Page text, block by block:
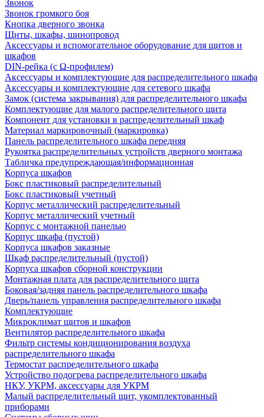
Звонок
Звонок громкого боя
Кнопка дверного звонка
Щиты, шкафы, шинопровод
Аксессуары и вспомогательное оборудование для щитов и
шкафов
DIN-рейка (с Ω-профилем)
Аксессуары и комплектующие для распределительного шкафа
Аксессуары и комплектующие для сетевого шкафа
Замок (система закрывания) для распределительного шкафа
Комплектующие для малого распределительного щита
Компонент для установки в распределительный шкаф
Материал маркировочный (маркировка)
Панель распределительного шкафа передняя
Рукоятка распределительных устройств дверного монтажа
Табличка предупреждающая/информационная
Корпуса шкафов
Бокс пластиковый распределительный
Бокс пластиковый учетный
Корпус металлический распределительный
Корпус металлический учетный
Корпус с монтажной панелью
Корпус шкафа (пустой)
Корпуса шкафов заказные
Шкаф распределительный (пустой)
Корпуса шкафов сборной конструкции
Монтажная плата для распределительного щита
Боковая/задняя панель распределительного шкафа
Дверь/панель управления распределительного шкафа
Комплектующие
Микроклимат щитов и шкафов
Вентилятор распределительного шкафа
Фильтр системы кондиционирования воздуха
распределительного шкафа
Термостат распределительного шкафа
Устройство подогрева распределительного шкафа
НКУ, УКРМ, аксессуары для УКРМ
Малый распределительный щит, укомплектованный
приборами